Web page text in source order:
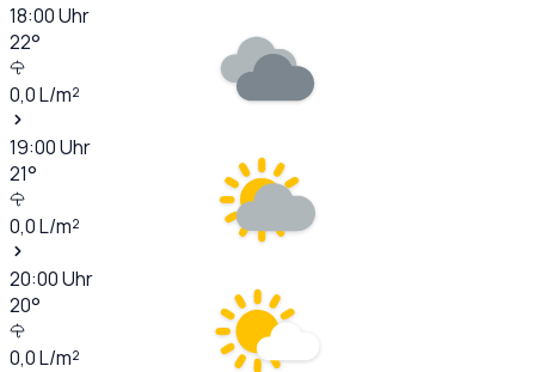
18:00Uhr
22°
0,0L/m²
19:00Uhr
21°
0,0L/m²
20:00Uhr
20°
0,0L/m²